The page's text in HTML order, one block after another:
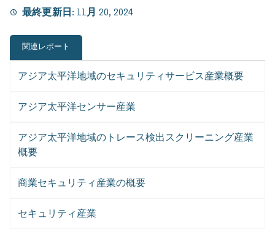
最終更新日: 11月 20, 2024
関連レポート
アジア太平洋地域のセキュリティサービス産業概要
アジア太平洋センサー産業
アジア太平洋地域のトレース検出スクリーニング産業
概要
商業セキュリティ産業の概要
セキュリティ産業